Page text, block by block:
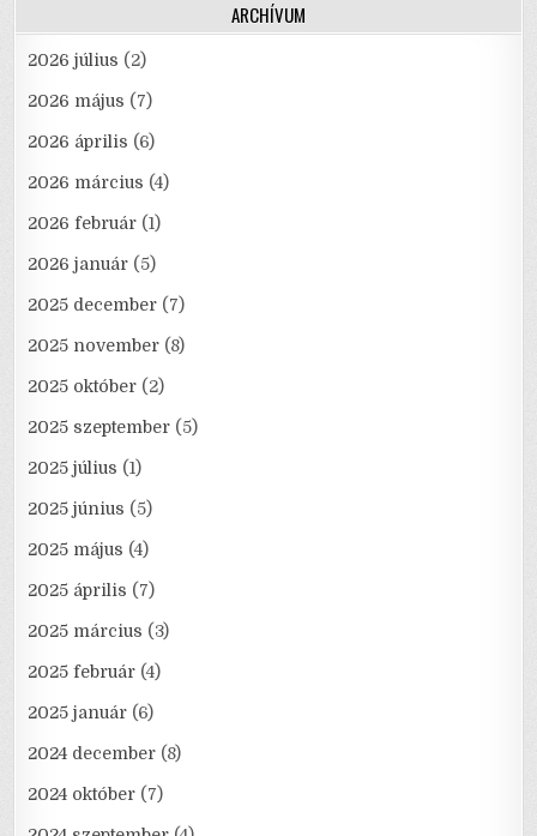
ARCHÍVUM
2026 július (2)
2026 május (7)
2026 április (6)
2026 március (4)
2026 február (1)
2026 január (5)
2025 december (7)
2025 november (8)
2025 október (2)
2025 szeptember (5)
2025 július (1)
2025 június (5)
2025 május (4)
2025 április (7)
2025 március (3)
2025 február (4)
2025 január (6)
2024 december (8)
2024 október (7)